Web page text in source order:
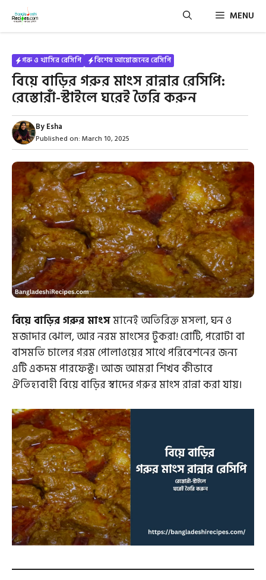
Skip
MENU
গরু ও খাসির রেসিপি বিশেষ আয়োজনের রেসিপি
বিয়ে বাড়ির গরুর মাংস রান্নার রেসিপি:
রেস্তোরাঁ-স্টাইলে ঘরেই তৈরি করুন
ByEsha
Published on: March 10, 2025
বিয়ে বাড়ির গরুর মাংসমানেই অতিরিক্ত মসলা, ঘন ও
মজাদার ঝোল, আর নরম মাংসের টুকরা! রোটি, পরোটা বা
বাসমতি চালের গরম পোলাওয়ের সাথে পরিবেশনের জন্য
এটি একদম পারফেক্ট। আজ আমরা শিখব কীভাবে
ঐতিহ্যবাহী বিয়ে বাড়ির স্বাদের গরুর মাংস রান্না করা যায়।